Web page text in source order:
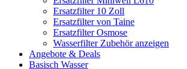
Ersatzfilter 10 Zoll
Ersatzfilter von Taine
Ersatzfilter Osmose
Wasserfilter Zubehör anzeigen
Angebote & Deals
Basisch Wasser